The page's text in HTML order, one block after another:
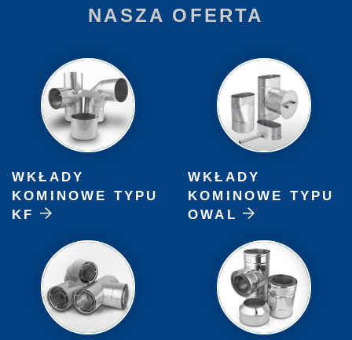
NASZA OFERTA
WKŁADY
KOMINOWE TYPU
KF
WKŁADY
KOMINOWE TYPU
OWAL